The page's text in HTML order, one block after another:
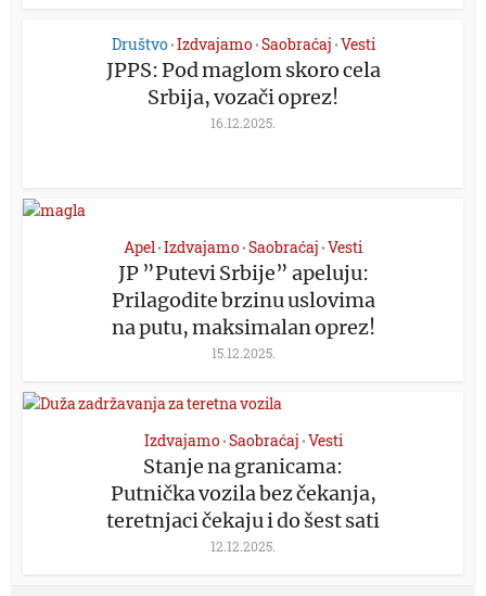
Društvo •Izdvajamo •Saobraćaj •Vesti
JPPS: Pod maglom skoro cela
Srbija, vozači oprez!
16.12.2025.
Apel•Izdvajamo•Saobraćaj •Vesti
JP ”Putevi Srbije” apeluju:
Prilagodite brzinu uslovima
na putu, maksimalan oprez!
15.12.2025.
Izdvajamo •Saobraćaj •Vesti
Stanje na granicama:
Putnička vozila bez čekanja,
teretnjaci čekaju i do šest sati
12.12.2025.